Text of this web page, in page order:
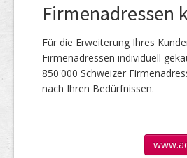
Firmenadressen
Für die Er­wei­te­rung Ihres
Firmen­adressen individuell
850'000 Schweizer
nach Ihren Bedürfnissen.